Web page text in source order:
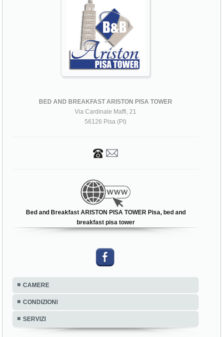
BED AND BREAKFAST ARISTON PISA TOWER
Via Cardinale Maffi, 21
56126 Pisa (PI)
Bed and Breakfast ARISTON PISA TOWER Pisa, bed and
breakfast pisa tower
CAMERE
CONDIZIONI
SERVIZI